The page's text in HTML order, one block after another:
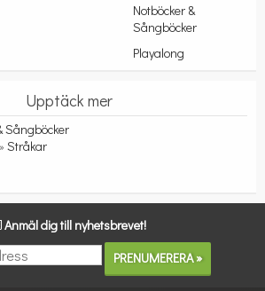
Notböcker &
Sångböcker
Playalong
Upptäck mer
Sångböcker
Stråkar
Anmäl dig till nyhetsbrevet!